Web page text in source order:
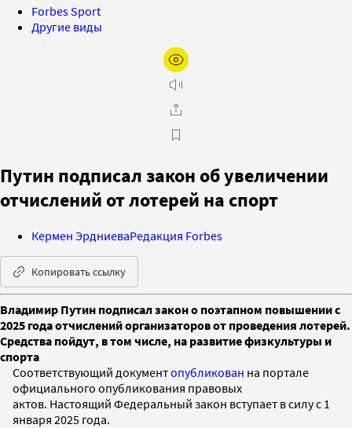
Forbes Sport
Другие виды
Путин подписал закон об увеличении
отчислений от лотерей на спорт
Кермен ЭрдниеваРедакция Forbes
Копировать ссылку
Владимир Путин подписал закон о поэтапном повышении с
2025 года отчислений организаторов от проведения лотерей.
Средства пойдут, в том числе, на развитие физкультуры и
спорта
Соответствующий документопубликован на портале
официального опубликования правовых
актов. Настоящий Федеральный закон вступает в силу с 1
января 2025 года.